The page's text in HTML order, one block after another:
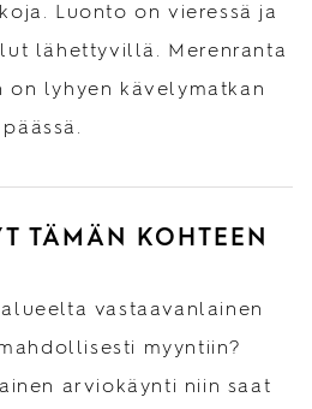
Luonto on vieressä ja
lähettyvillä. Merenranta
on lyhyen kävelymatkan
päässä.
TÄMÄN KOHTEEN
vastaavanlainen
myyntiin?
arviokäynti niin saat